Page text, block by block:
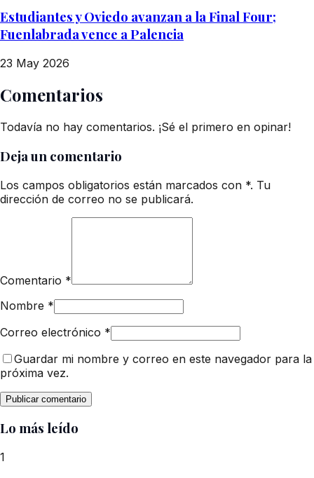
Estudiantes y Oviedo avanzan a la Final Four;
Fuenlabrada vence a Palencia
23 May 2026
Comentarios
Todavía no hay comentarios. ¡Sé el primero en opinar!
Deja un comentario
Los campos obligatorios están marcados con *. Tu
dirección de correo no se publicará.
Comentario *
Nombre *
Correo electrónico *
Guardar mi nombre y correo en este navegador para la
próxima vez.
Lo más leído
1